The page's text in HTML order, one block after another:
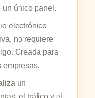
un único panel.
electrónico
no requiere
Creada para
empresas.
un